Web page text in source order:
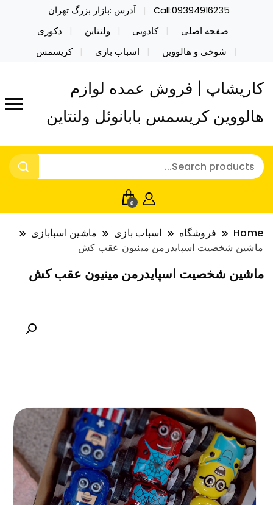
Call:09394916235
آدرس :بازار بزرگ تهران
صفحه اصلی
کادویی ولنتاین
دکوری
شوخی و هالووین
اسباب بازی کریسمس
کاریشاپ | فروش عمده لوازم
هالووین کریسمس بابانوئل ولنتاین
0
Home فروشگاه اسباب بازی
ماشین اسبابازی
ماشین شخصیت اسپایدرمن مینیون عقب کش
ماشین شخصیت اسپایدرمن مینیون عقب کش